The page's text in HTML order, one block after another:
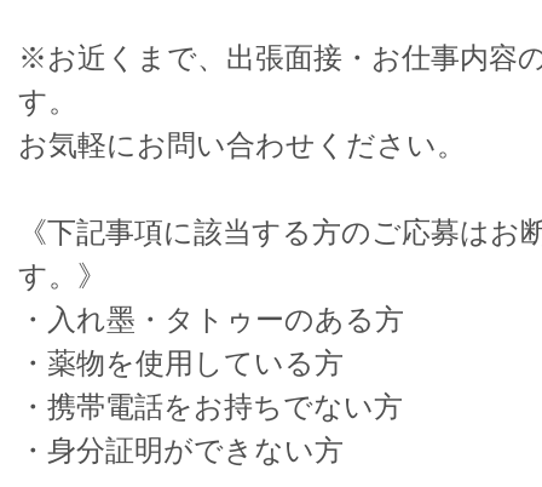
※お近くまで、出張面接・お仕事内容
す。
お気軽にお問い合わせください。
《下記事項に該当する方のご応募はお
す。》
・入れ墨・タトゥーのある方
・薬物を使用している方
・携帯電話をお持ちでない方
・身分証明ができない方